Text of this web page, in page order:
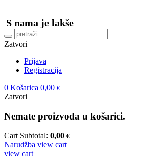
S nama je lakše
Zatvori
Prijava
Registracija
0 Košarica 0,00 €
Zatvori
Nemate proizvoda u košarici.
Cart Subtotal: 0,00 €
Narudžba view cart
view cart